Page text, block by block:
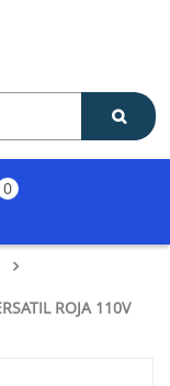
0
ROJA 110V